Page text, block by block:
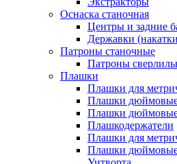
Оснаска станочная
Центры и задние
Державки
Патроны станочные
Патроны
Плашки
Плашки для
Плашки
Плашки
Плашкодержатели
Плашки для
Плашки дюймовые